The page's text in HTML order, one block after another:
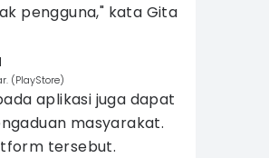
pengguna," kata Gita
(PlayStore)
aplikasi juga dapat
masyarakat.
tersebut.